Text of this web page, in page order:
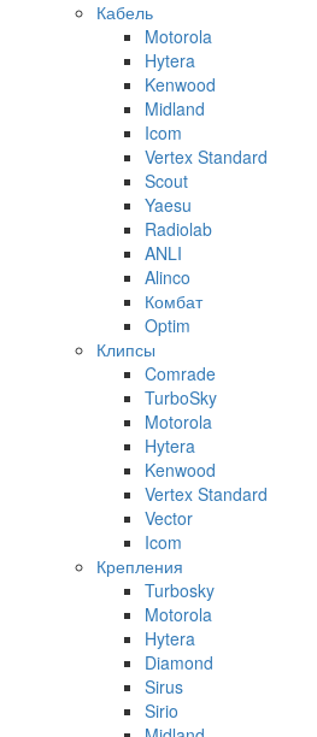
Кабель
Motorola
Hytera
Kenwood
Midland
Icom
Vertex Standard
Scout
Yaesu
Radiolab
ANLI
Alinco
Комбат
Optim
Клипсы
Comrade
TurboSky
Motorola
Hytera
Kenwood
Vertex Standard
Vector
Icom
Крепления
Turbosky
Motorola
Hytera
Diamond
Sirus
Sirio